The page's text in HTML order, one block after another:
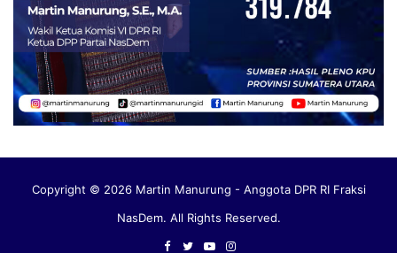
Copyright © 2026 Martin Manurung - Anggota DPR RI Fraksi
NasDem. All Rights Reserved.
FacebookTwitterYouTubeInstagram